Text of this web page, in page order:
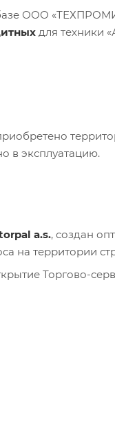
ООО
для техники
в эксплуатацию.
a.s., создан
на территории
Торгово-